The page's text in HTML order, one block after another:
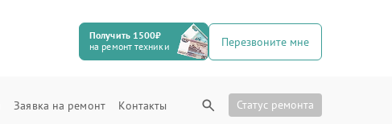
Получить 1500₽
на ремонт техники
Перезвоните мне
Заявка на ремонт Контакты Статус ремонта